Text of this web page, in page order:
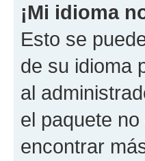
¡Mi idioma
Esto se
de su idioma
al
el paquete
encontrar